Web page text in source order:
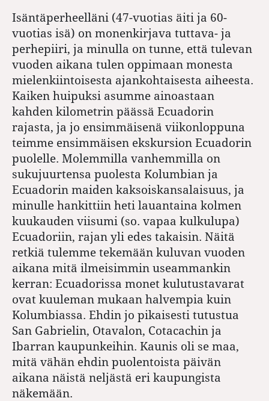
Isäntäperheelläni (47-vuotias äiti ja 60-
vuotias isä) on monenkirjava tuttava- ja
perhepiiri, ja minulla on tunne, että tulevan
vuoden aikana tulen oppimaan monesta
mielenkiintoisesta ajankohtaisesta aiheesta.
Kaiken huipuksi asumme ainoastaan
kahden kilometrin päässä Ecuadorin
rajasta, ja jo ensimmäisenä viikonloppuna
teimme ensimmäisen ekskursion Ecuadorin
puolelle. Molemmilla vanhemmilla on
sukujuurtensa puolesta Kolumbian ja
Ecuadorin maiden kaksoiskansalaisuus, ja
minulle hankittiin heti lauantaina kolmen
kuukauden viisumi (so. vapaa kulkulupa)
Ecuadoriin, rajan yli edes takaisin. Näitä
retkiä tulemme tekemään kuluvan vuoden
aikana mitä ilmeisimmin useammankin
kerran: Ecuadorissa monet kulutustavarat
ovat kuuleman mukaan halvempia kuin
Kolumbiassa. Ehdin jo pikaisesti tutustua
San Gabrielin, Otavalon, Cotacachin ja
Ibarran kaupunkeihin. Kaunis oli se maa,
mitä vähän ehdin puolentoista päivän
aikana näistä neljästä eri kaupungista
näkemään.